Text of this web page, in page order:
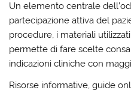
Un elemento centrale
partecipazione attiva del
procedure, i materiali
permette di fare scelte
indicazioni cliniche con
Risorse informative, guide